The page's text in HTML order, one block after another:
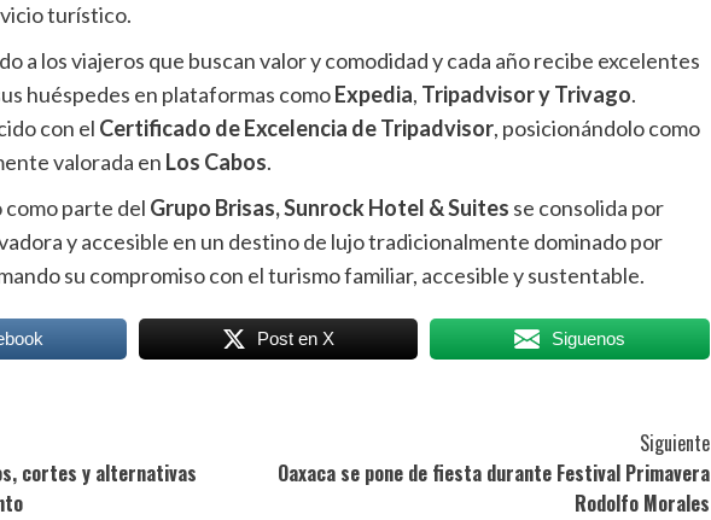
turístico.
a los viajeros que buscan valor y comodidad y cada año recibe excelentes
huéspedes en plataformas comoExpedia, Tripadvisor y Trivago.
con el Certificado de Excelencia de Tripadvisor, posicionándolo como
valorada en Los Cabos.
como parte del Grupo Brisas, Sunrock Hotel & Suites se consolida por
y accesible en un destino de lujo tradicionalmente dominado por
su compromiso con el turismo familiar, accesible y sustentable.
Post en X Siguenos
cortes y alternativas
Siguiente
Oaxaca se pone de fiesta durante Festival Primavera
Rodolfo Morales